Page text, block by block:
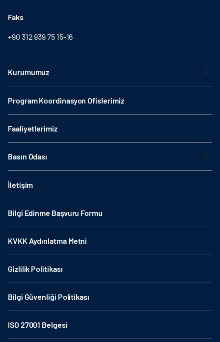
Faks
+90 312 939 75 15-16
Kurumumuz
Program Koordinasyon Ofislerimiz
Faaliyetlerimiz
Basın Odası
İletişim
Bilgi Edinme Başvuru Formu
KVKK Aydınlatma Metni
Gizlilik Politikası
Bilgi Güvenliği Politikası
ISO 27001 Belgesi